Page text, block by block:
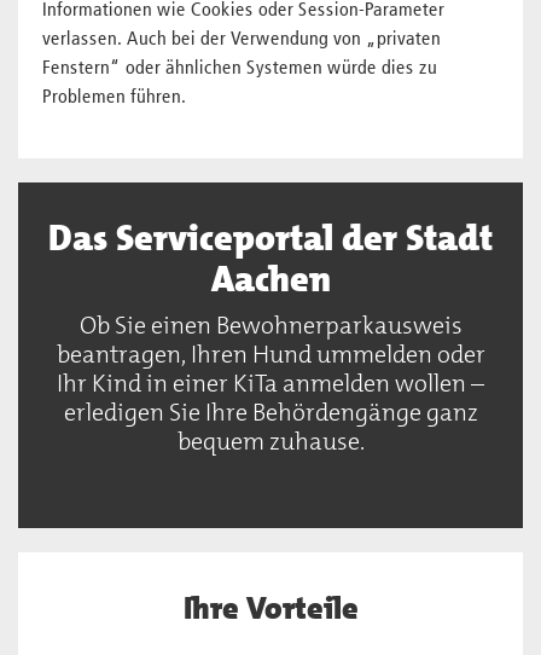
Informationen wie Cookies oder Session-Parameter
verlassen. Auch bei der Verwendung von „privaten
Fenstern“ oder ähnlichen Systemen würde dies zu
Problemen führen.
Das Serviceportal der Stadt
Aachen
Ob Sie einen Bewohnerparkausweis
beantragen, Ihren Hund ummelden oder
Ihr Kind in einer KiTa anmelden wollen –
erledigen Sie Ihre Behördengänge ganz
bequem zuhause.
Ihre Vorteile